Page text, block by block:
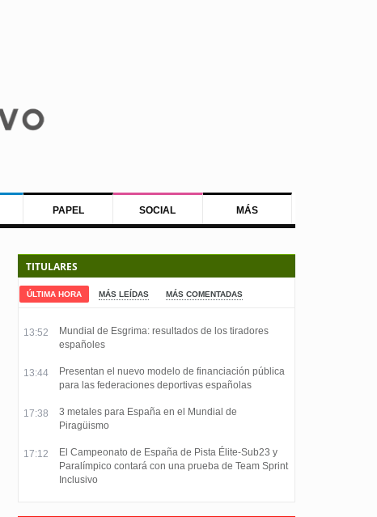
PAPEL SOCIAL MÁS
TITULARES
ÚLTIMA HORA MÁS LEÍDAS MÁS COMENTADAS
13:52
Mundial de Esgrima: resultados de los tiradores
españoles
13:44
Presentan el nuevo modelo de financiación pública
para las federaciones deportivas españolas
17:38
3 metales para España en el Mundial de
Piragüismo
17:12
El Campeonato de España de Pista Élite-Sub23 y
Paralímpico contará con una prueba de Team Sprint
Inclusivo